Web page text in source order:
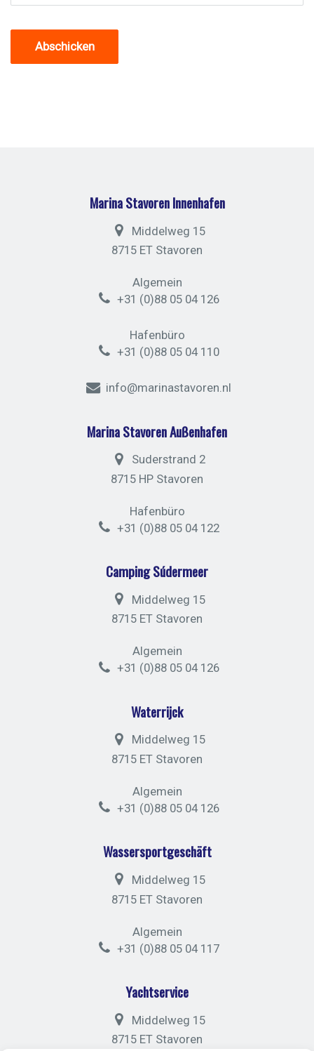
Marina Stavoren Innenhafen
Middelweg 15
8715 ET Stavoren
Algemein
+31 (0)88 05 04 126
Hafenbüro
+31 (0)88 05 04 110
info@marinastavoren.nl
Marina Stavoren Außenhafen
Suderstrand 2
8715 HP Stavoren
Hafenbüro
+31 (0)88 05 04 122
Camping Súdermeer
Middelweg 15
8715 ET Stavoren
Algemein
+31 (0)88 05 04 126
Waterrijck
Middelweg 15
8715 ET Stavoren
Algemein
+31 (0)88 05 04 126
Wassersportgeschäft
Middelweg 15
8715 ET Stavoren
Algemein
+31 (0)88 05 04 117
Yachtservice
Middelweg 15
8715 ET Stavoren